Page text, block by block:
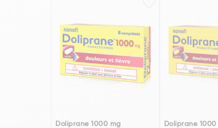
Doliprane 1000 mg
Doliprane